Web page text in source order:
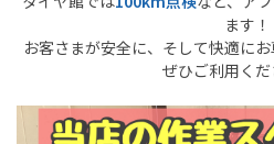
ます！
お客さまが安全に、そして快適にお
ぜひご利用くだ